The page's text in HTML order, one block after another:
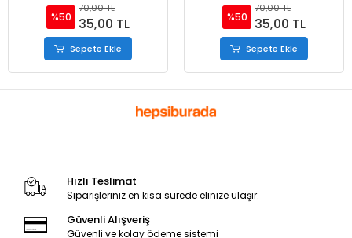
%50
70,00 TL
35,00 TL
Sepete Ekle
%50
70,00 TL
35,00 TL
Sepete Ekle
Hızlı Teslimat
Siparişleriniz en kısa sürede elinize ulaşır.
Güvenli Alışveriş
Güvenli ve kolay ödeme sistemi